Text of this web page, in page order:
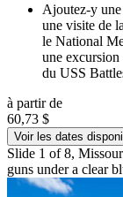
Ajoutez-y
une visite de
le National
une
du USS
à partir de
60,73 $
Voir les dates
Slide 1 of 8,
guns under a clear